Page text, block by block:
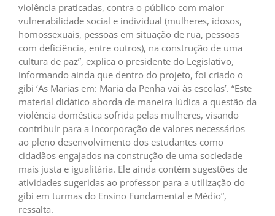
violência praticadas, contra o público com maior
vulnerabilidade social e individual (mulheres, idosos,
homossexuais, pessoas em situação de rua, pessoas
com deficiência, entre outros), na construção de uma
cultura de paz”, explica o presidente do Legislativo,
informando ainda que dentro do projeto, foi criado o
gibi ‘As Marias em: Maria da Penha vai às escolas’. “Este
material didático aborda de maneira lúdica a questão da
violência doméstica sofrida pelas mulheres, visando
contribuir para a incorporação de valores necessários
ao pleno desenvolvimento dos estudantes como
cidadãos engajados na construção de uma sociedade
mais justa e igualitária. Ele ainda contém sugestões de
atividades sugeridas ao professor para a utilização do
gibi em turmas do Ensino Fundamental e Médio”,
ressalta.